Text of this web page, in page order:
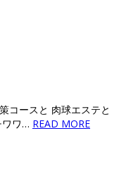
コースと 肉球エステと
ワワ… READ MORE